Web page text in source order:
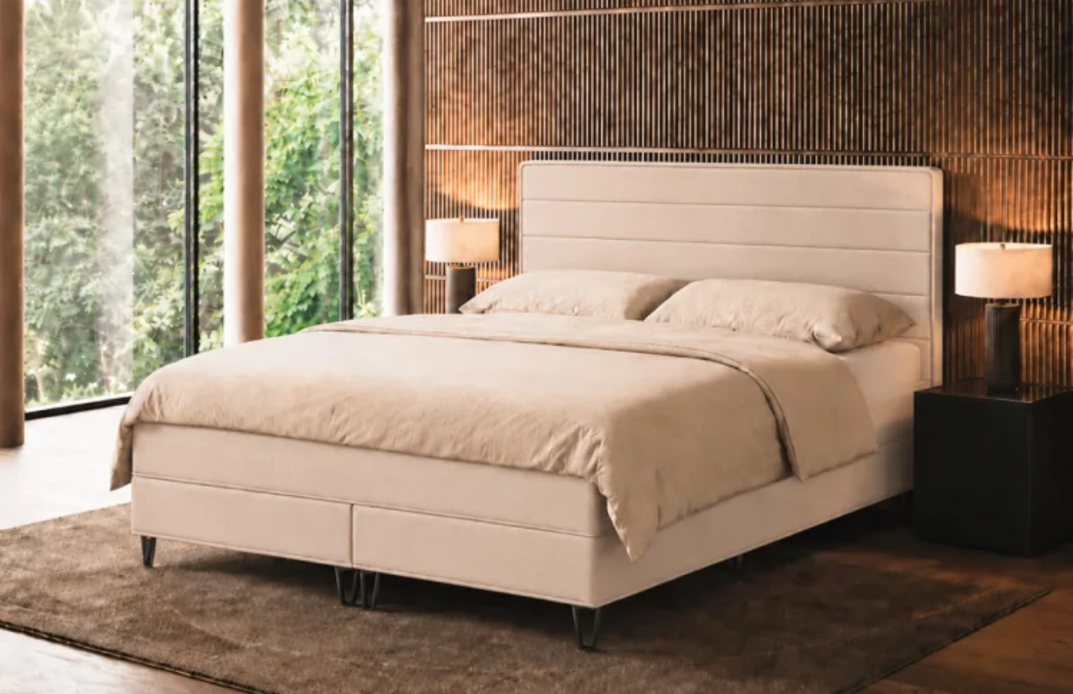
Topmadrasser
Topmadras typer
Alle topmadrasser
Latex topmadrasser
Memoryskum topmadrasser
Topmadrasser til elevationssenge
Topmadrasser på tilbud
Populære størrelser
Topmadrasser 200x200
Topmadrasser 180x210
Topmadrasser 180x200
Topmadrasser 160x200
Topmadrasser 140x200
Topmadrasser 120x200
Topmadrasser 90x200
Topmadrasser 80x200
Se flere størrelser
Latex topmadrasser
Latex topmadrasser 180x210
Latex topmadrasser 180x200
Latex topmadrasser 160x200
Latex topmadrasser 140x200
Latex topmadrasser 120x200
Latex topmadrasser 90x200
Latex topmadrasser 80x200
Se flere størrelser
Memoryskum topmadrasser
Memoryskum topmadrasser 180x210
Memoryskum topmadrasser 180x200
Memoryskum topmadrasser 160x200
Memoryskum topmadrasser 140x200
Memoryskum topmadrasser 120x200
Memoryskum topmadrasser 90x200
Memoryskum topmadrasser 80x200
Dyner
Dyne størrelser
Dobbeltdyner - 200x220
Enkeltdyner - 140x220
Enkeltdyner - 140x200
Juniordyner - 100x140
Babydyner - 70x100
Se flere størrelser
Dyne fyldtyper
Allergivenlige dyner
Edderdunsdyner